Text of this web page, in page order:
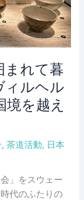
まれて暮
ィルヘル
を越え
,茶道活動, 日本
」をスウェー
代のふたりの